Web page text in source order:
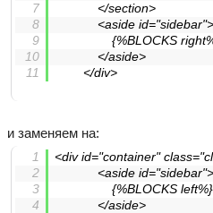
			</section>
			<aside id="sidebar">
{%BLOCKS
			</aside>
		</div>
и заменяем на:
<div id="container"
			<aside id="sidebar">
				{%BLOCKS left%}
			</aside>